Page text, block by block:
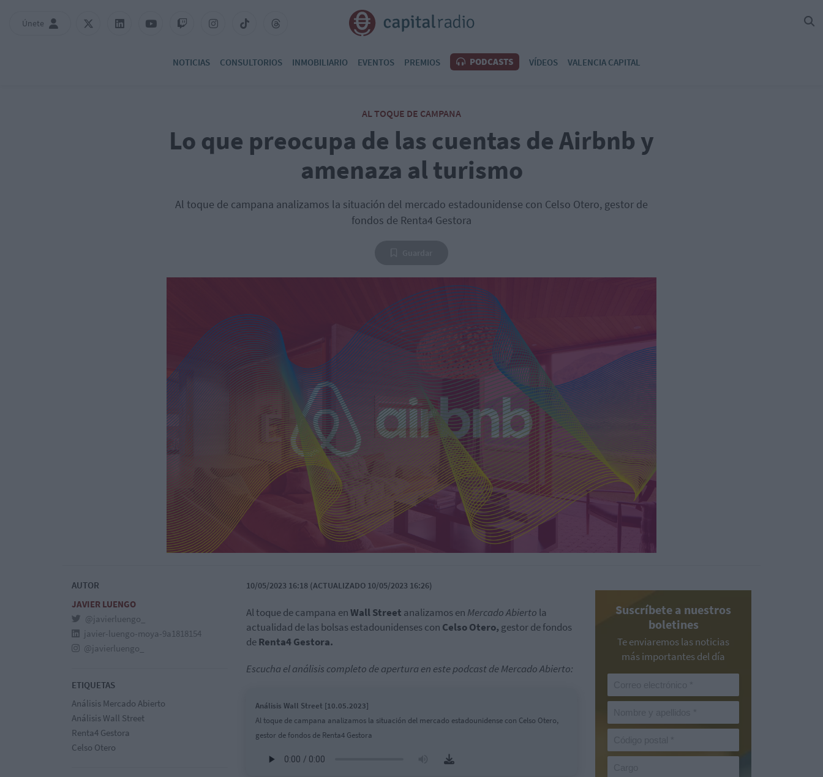
Únete
NOTICIAS CONSULTORIOS INMOBILIARIO EVENTOS PREMIOS PODCASTS VÍDEOS VALENCIA CAPITAL
AL TOQUE DE CAMPANA
Lo que preocupa de las cuentas de Airbnb y
amenaza al turismo
Al toque de campana analizamos la situación del mercado estadounidense con Celso Otero, gestor de
fondos de Renta4 Gestora
AUTOR
JAVIER LUENGO
@javierluengo_
javier-luengo-moya-9a1818154
@javierluengo_
ETIQUETAS
Análisis Mercado Abierto
Análisis Wall Street
Renta4 Gestora
Celso Otero
10/05/2023 16:18 (ACTUALIZADO 10/05/2023 16:26)
Al toque de campana enWallStreet analizamos en Mercado Abierto la
actualidad de las bolsas estadounidenses con Celso Otero, gestor de fondos
deRenta4 Gestora.
Escucha el análisis completo de apertura en este podcast de Mercado Abierto:
Análisis Wall Street [10.05.2023]
Al toque de campana analizamos la situación del mercado estadounidense con Celso Otero,
gestor de fondos de Renta4 Gestora
Suscríbete a nuestros
boletines
Te enviaremos las noticias
más importantes del día